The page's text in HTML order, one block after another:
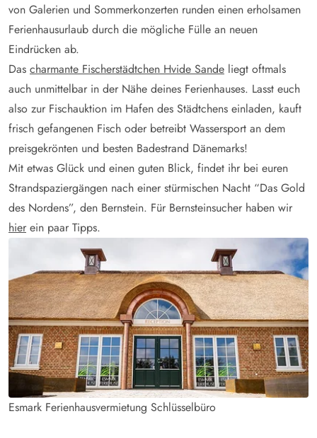
von Galerien und Sommerkonzerten runden einen erholsamen
Ferienhausurlaub durch die mögliche Fülle an neuen
Eindrücken ab.
Das charmante Fischerstädtchen Hvide Sande liegt oftmals
auch unmittelbar in der Nähe deines Ferienhauses. Lasst euch
also zur Fischauktion im Hafen des Städtchens einladen, kauft
frisch gefangenen Fisch oder betreibt Wassersport an dem
preisgekrönten und besten Badestrand Dänemarks!
Mit etwas Glück und einen guten Blick, findet ihr bei euren
Strandspaziergängen nach einer stürmischen Nacht “Das Gold
des Nordens”, den Bernstein. Für Bernsteinsucher haben wir
hier ein paar Tipps.
Esmark Ferienhausvermietung Schlüsselbüro